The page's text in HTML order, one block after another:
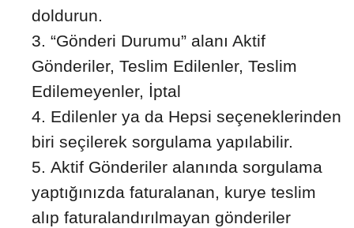
doldurun.
“Gönderi Durumu” alanı Aktif
Gönderiler, Teslim Edilenler, Teslim
Edilemeyenler, İptal
Edilenler ya da Hepsi seçeneklerinden
biri seçilerek sorgulama yapılabilir.
Aktif Gönderiler alanında sorgulama
yaptığınızda faturalanan, kurye teslim
alıp faturalandırılmayan gönderiler